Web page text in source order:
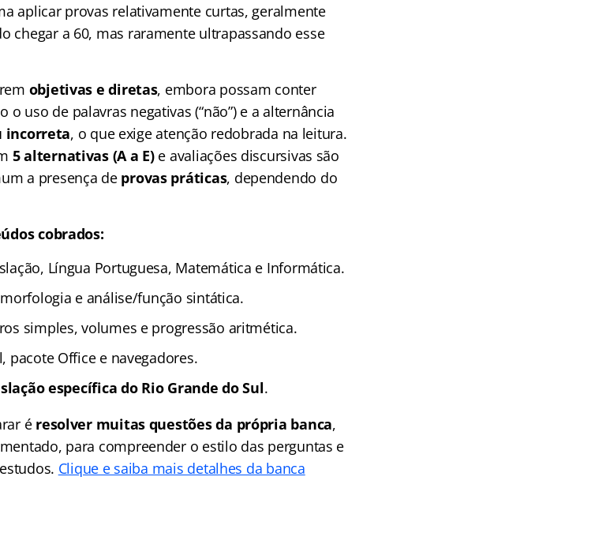
aplicar provas relativamente curtas, geralmente
chegar a 60, mas raramente ultrapassando esse
objetivas e diretas, embora possam conter
o uso de palavras negativas (“não”) e a alternância
incorreta, o que exige atenção redobrada na leitura.
5 alternativas (A a E)e avaliações discursivas são
a presença de provas práticas, dependendo do
cobrados:
Língua Portuguesa, Matemática e Informática.
e análise/função sintática.
simples, volumes e progressão aritmética.
pacote Office e navegadores.
específica do Rio Grande do Sul.
é resolver muitas questões da própria banca,
para compreender o estilo das perguntas e
Clique e saiba mais detalhes da banca